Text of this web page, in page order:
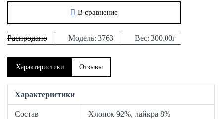
Распродано Модель: 3763 Вес: 300.00г
В сравнение
Характеристики Отзывы
Характеристики
Состав Хлопок 92%, лайкра 8%